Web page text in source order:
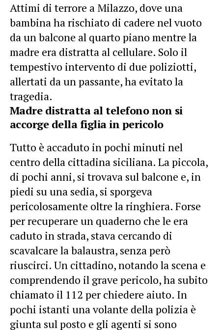
Attimi di terrore a Milazzo, dove una
bambina ha rischiato di cadere nel vuoto
da un balcone al quarto piano mentre la
madre era distratta al cellulare. Solo il
tempestivo intervento di due poliziotti,
allertati da un passante, ha evitato la
tragedia.
Madre distratta al telefono non si
accorge della figlia in pericolo
Tutto è accaduto in pochi minuti nel
centro della cittadina siciliana. La piccola,
di pochi anni, si trovava sul balcone e, in
piedi su una sedia, si sporgeva
pericolosamente oltre la ringhiera. Forse
per recuperare un quaderno che le era
caduto in strada, stava cercando di
scavalcare la balaustra, senza però
riuscirci. Un cittadino, notando la scena e
comprendendo il grave pericolo, ha subito
chiamato il 112 per chiedere aiuto. In
pochi istanti una volante della polizia è
giunta sul posto e gli agenti si sono